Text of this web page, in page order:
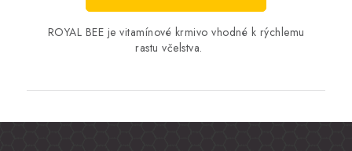
ROYAL BEE je vitamínové krmivo vhodné k rýchlemu
rastu včelstva.